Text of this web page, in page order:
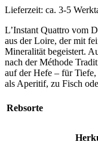
Lieferzeit: ca. 3-5
L’Instant Quattro vom
aus der Loire, der mit
Mineralität begeistert.
nach der Méthode
auf der Hefe – für
als Aperitif, zu Fisch
Rebsorte